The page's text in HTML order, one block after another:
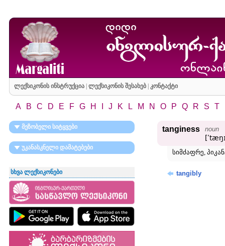
ლექსიკონის ინსტრუქცია| ლექსიკონის შესახებ| კონტაქტი
A B C D E F G H J K L M N O P Q R S T
მეზობელი სიტყვები
უკანასკნელი დამატებები
სხვა ლექსიკონები
tanginess noun
სიმძაფრე,
tangibly